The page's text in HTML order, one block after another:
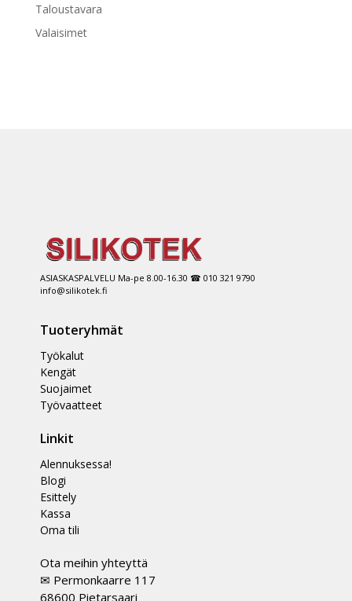
Taloustavara
Valaisimet
ASIASKASPALVELU Ma-pe 8.00-16.30 ☎ 010 321 9790
info@silikotek.fi
Tuoteryhmät
Työkalut
Kengät
Suojaimet
Työvaatteet
Linkit
Alennuksessa!
Blogi
Esittely
Kassa
Oma tili
Ota meihin yhteyttä
✉ Permonkaarre 117
68600 Pietarsaari